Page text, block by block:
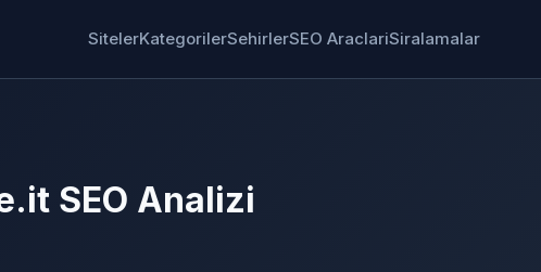
SitelerKategorilerSehirlerSEO AraclariSiralamalar
SEO Analizi